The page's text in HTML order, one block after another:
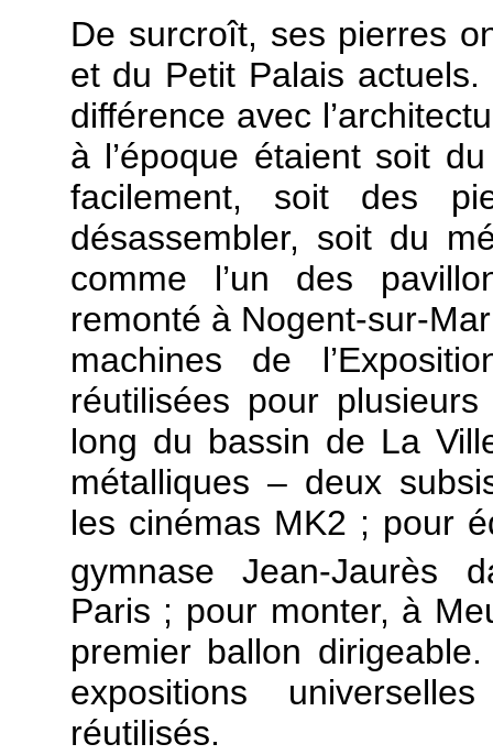
De surcroît, ses pierres
et du Petit Palais
différence avec
à l’époque étaient soit
facilement, soit des
désassembler, soit du
comme l’un des
remonté à Nogent-sur-
machines de
réutilisées pour
long du bassin de La
métalliques – deux
les cinémas MK2 ; pour
gymnase Jean-Jaurès
Paris ; pour monter, à
premier ballon
expositions
réutilisés.